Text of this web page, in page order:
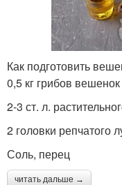
Как подготовить
0,5 кг грибов вешенок
2-3 ст. л.
2 головки репчатого
Соль, перец
читать дальше →